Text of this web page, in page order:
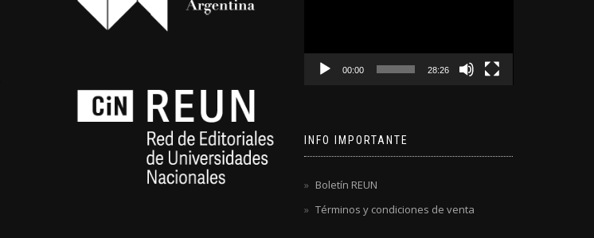
00:00 28:26
INFO IMPORTANTE
Boletín REUN
Términos y condiciones de venta